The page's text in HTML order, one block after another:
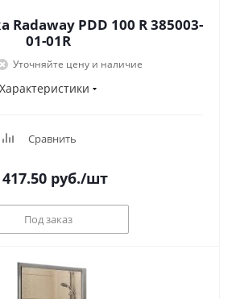
Radaway PDD 100 R 385003-
01-01R
Уточняйте цену и наличие
Характеристики
Сравнить
руб./шт
Под заказ